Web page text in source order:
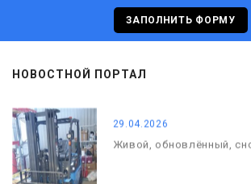
ЗАПОЛНИТЬ ФОРМУ
НОВОСТНОЙ ПОРТАЛ
С Днём
С Днём Победы. Память,
29.04.2026
Живой, обновлённый,